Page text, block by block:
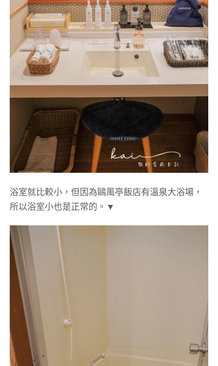
浴室就比較小，但因為鷗風亭飯店有溫泉大浴場，
所以浴室小也是正常的。▼